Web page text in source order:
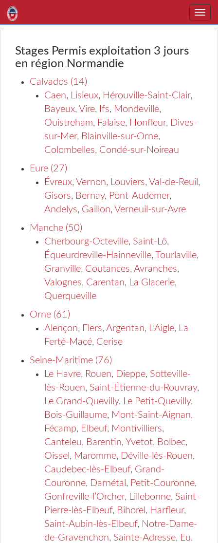
Toggle
Stages Permis exploitation 3 jours
en région Normandie
Calvados (14)
Caen, Lisieux, Hérouville-Saint-Clair,
Bayeux, Vire, Ifs, Mondeville,
Ouistreham, Falaise, Honfleur, Dives-
sur-Mer, Blainville-sur-Orne,
Colombelles, Condé-sur-Noireau
Eure (27)
Évreux, Vernon, Louviers, Val-de-Reuil ,
Gisors, Bernay, Pont-Audemer,
Andelys, Gaillon, Verneuil-sur-Avre
Manche (50)
Cherbourg-Octeville, Saint-Lô,
Équeurdreville-Hainneville, Tourlaville,
Granville, Coutances, Avranches,
Valognes, Carentan, La Glacerie,
Querqueville
Orne (61)
Alençon, Flers, Argentan, L’Aigle, La
Ferté-Macé, Cerise
Seine-Maritime (76)
Le Havre, Rouen, Dieppe, Sotteville-
lès-Rouen, Saint-Étienne-du-Rouvray,
Le Grand-Quevilly, Le Petit-Quevilly,
Bois-Guillaume, Mont-Saint-Aignan,
Fécamp, Elbeuf, Montivilliers,
Canteleu, Barentin, Yvetot, Bolbec,
Oissel , Maromme, Déville-lès-Rouen,
Caudebec-lès-Elbeuf, Grand-
Couronne, Darnétal , Petit-Couronne,
Gonfreville-l’Orcher, Lillebonne, Saint-
Pierre-lès-Elbeuf, Bihorel , Harfleur,
Saint-Aubin-lès-Elbeuf, Notre-Dame-
de-Gravenchon, Sainte-Adresse, Eu,